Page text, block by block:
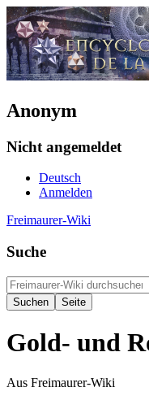
Anonym
Nicht angemeldet
Deutsch
Anmelden
Freimaurer-Wiki
Suche
Gold- und
Aus Freimaurer-Wiki